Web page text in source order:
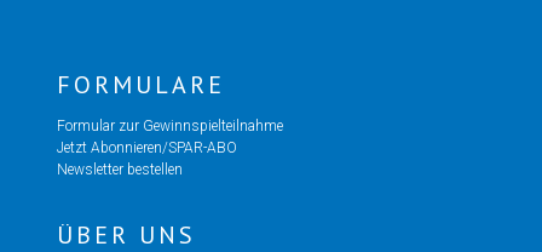
FORMULARE
Formular zur Gewinnspielteilnahme
Jetzt Abonnieren/SPAR-ABO
Newsletter bestellen
ÜBER UNS